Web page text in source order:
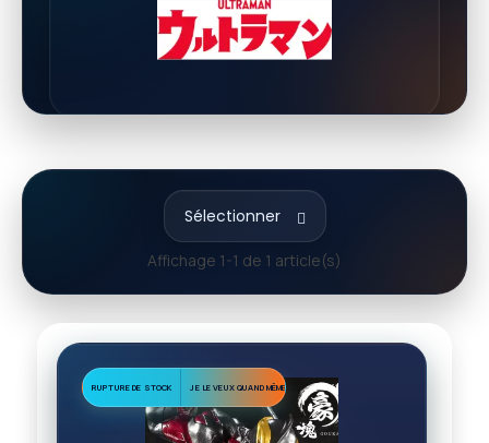
Sélectionner
Affichage 1-1 de 1 article(s)
RUPTURE DE STOCK JE LE VEUX QUAND MÊME